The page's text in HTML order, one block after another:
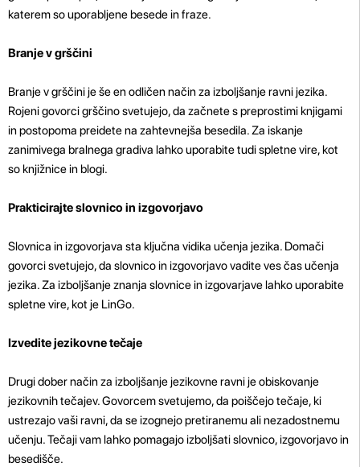
katerem so uporabljene besede in fraze.
Branje v grščini
Branje v grščini je še en odličen način za izboljšanje ravni jezika.
Rojeni govorci grščino svetujejo, da začnete s preprostimi knjigami
in postopoma preidete na zahtevnejša besedila. Za iskanje
zanimivega bralnega gradiva lahko uporabite tudi spletne vire, kot
so knjižnice in blogi.
Prakticirajte slovnico in izgovorjavo
Slovnica in izgovorjava sta ključna vidika učenja jezika. Domači
govorci svetujejo, da slovnico in izgovorjavo vadite ves čas učenja
jezika. Za izboljšanje znanja slovnice in izgovarjave lahko uporabite
spletne vire, kot je LinGo.
Izvedite jezikovne tečaje
Drugi dober način za izboljšanje jezikovne ravni je obiskovanje
jezikovnih tečajev. Govorcem svetujemo, da poiščejo tečaje, ki
ustrezajo vaši ravni, da se izognejo pretiranemu ali nezadostnemu
učenju. Tečaji vam lahko pomagajo izboljšati slovnico, izgovorjavo in
besedišče.